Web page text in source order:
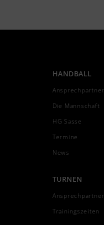
HANDBALL
Ansprechpartner
Die Mannschaft
HG Sasse
Termine
News
TURNEN
Ansprechpartner
Trainingszeiten